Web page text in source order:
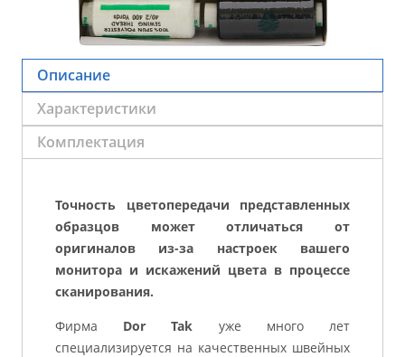
Описание
Характеристики
Комплектация
Точность цветопередачи представленных
образцов может отличаться от
оригиналов из-за настроек вашего
монитора и искажений цвета в процессе
сканирования.
Фирма Dor Tak уже много лет
специализируется на качественных швейных